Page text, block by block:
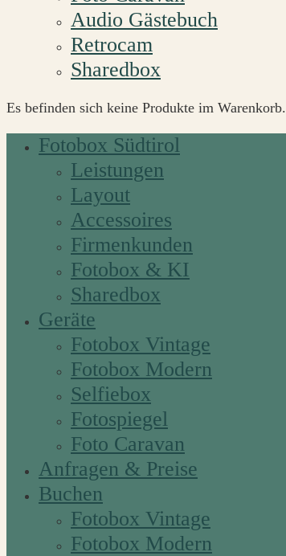
Audio Gästebuch
Retrocam
Sharedbox
Es befinden sich keine Produkte im Warenkorb.
Fotobox Südtirol
Leistungen
Layout
Accessoires
Firmenkunden
Fotobox & KI
Sharedbox
Geräte
Fotobox Vintage
Fotobox Modern
Selfiebox
Fotospiegel
Foto Caravan
Anfragen & Preise
Buchen
Fotobox Vintage
Fotobox Modern